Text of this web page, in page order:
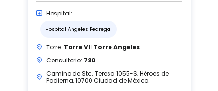
Hospital:
Hospital Angeles Pedregal
Torre: Torre VII Torre Angeles
Consultorio: 730
Camino de Sta. Teresa 1055-S, Héroes de
Padierna, 10700 Ciudad de México.